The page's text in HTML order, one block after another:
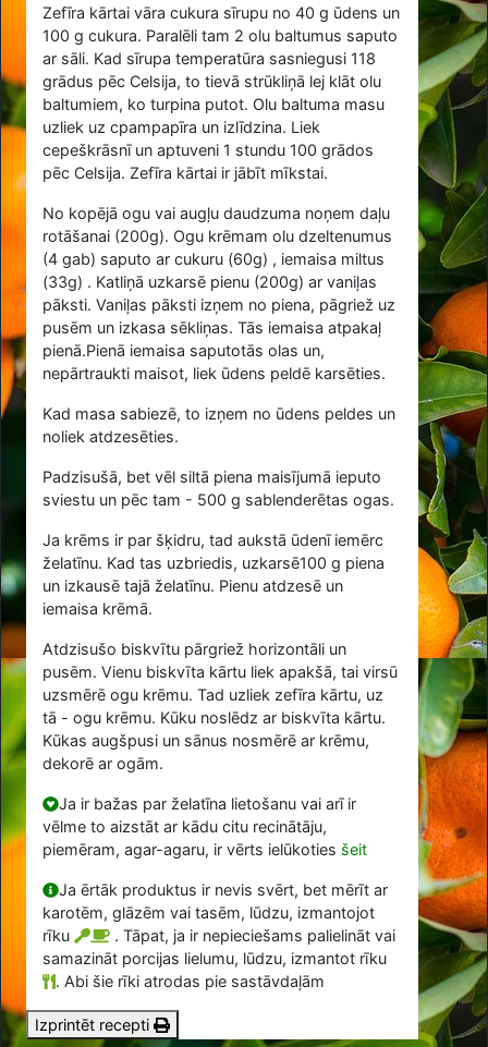
Zefīra kārtai vāra cukura sīrupu no40 g ūdens un
100 g cukura. Paralēli tam 2 olu baltumus saputo
ar sāli. Kad sīrupa temperatūra sasniegusi 118
grādus pēc Celsija, to tievā strūkliņā lej klāt olu
baltumiem, ko turpina putot. Olu baltuma masu
uzliek uz cpampapīra un izlīdzina. Liek
cepeškrāsnī un aptuveni 1 stundu 100 grādos
pēc Celsija. Zefīra kārtai ir jābīt mīkstai.
No kopējā ogu vai augļu daudzuma noņem daļu
rotāšanai (200g). Ogu krēmam olu dzeltenumus
(4 gab) saputo ar cukuru (60g) , iemaisa miltus
(33g) . Katliņā uzkarsē pienu (200g) ar vaniļas
pāksti. Vaniļas pāksti izņem no piena, pāgriež uz
pusēm un izkasa sēkliņas. Tās iemaisa atpakaļ
pienā.Pienā iemaisa saputotās olas un,
nepārtraukti maisot, liek ūdens peldē karsēties.
Kad masa sabiezē, to izņem no ūdens peldes un
noliek atdzesēties.
Padzisušā, bet vēl siltā piena maisījumā ieputo
sviestu un pēc tam - 500 g sablenderētas ogas.
Ja krēms ir par šķidru, tad aukstā ūdenī iemērc
želatīnu. Kad tas uzbriedis, uzkarsē100 g piena
un izkausē tajā želatīnu. Pienu atdzesē un
iemaisa krēmā.
Atdzisušo biskvītu pārgriež horizontāli un
pusēm. Vienu biskvīta kārtu liek apakšā, tai virsū
uzsmērē ogu krēmu. Tad uzliek zefīra kārtu, uz
tā - ogu krēmu. Kūku noslēdz ar biskvīta kārtu.
Kūkas augšpusi un sānus nosmērē ar krēmu,
dekorē ar ogām.
Ja ir bažas par želatīna lietošanu vai arī ir
vēlme to aizstāt ar kādu citu recinātāju,
piemēram, agar-agaru, ir vērts ielūkoties šeit
Ja ērtāk produktus ir nevis svērt, bet mērīt ar
karotēm, glāzēm vai tasēm, lūdzu, izmantojot
rīku
. Tāpat, ja ir nepieciešams palielināt vai
samazināt porcijas lielumu, lūdzu, izmantot rīku
. Abi šie rīki atrodas pie sastāvdaļām
Izprintēt recepti